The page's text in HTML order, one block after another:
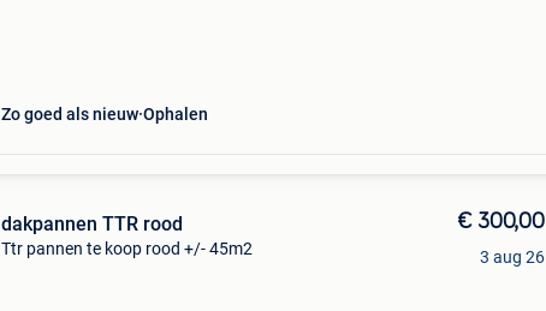
Zo goed als nieuw Ophalen
dakpannen TTR rood
Ttr pannen te koop rood +/- 45m2
€ 300,00
3 aug 26